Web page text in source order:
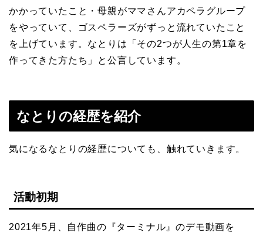
かかっていたこと・母親がママさんアカペラグループ
をやっていて、ゴスペラーズがずっと流れていたこと
を上げています。なとりは「その2つが人生の第1章を
作ってきた方たち」と公言しています。
なとりの経歴を紹介
気になるなとりの経歴についても、触れていきます。
活動初期
2021年5月、自作曲の『ターミナル』のデモ動画を